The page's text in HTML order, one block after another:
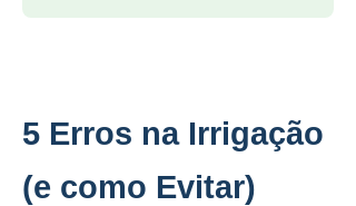
5 Erros na Irrigação
(e como Evitar)